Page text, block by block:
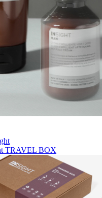
TRAVEL BOX